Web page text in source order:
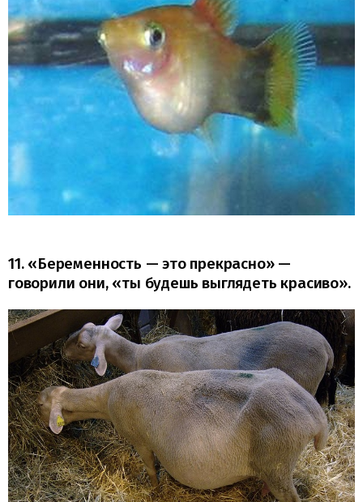
11. «Беременность — это прекрасно» —
говорили они, «ты будешь выглядеть красиво».